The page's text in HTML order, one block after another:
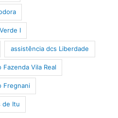
I
assistência dcs Liberdade
Vila Real
Fregnani
de Itu